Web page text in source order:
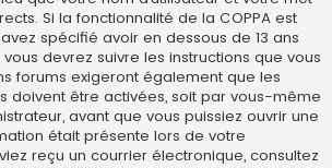
Si la fonctionnalité de la COPPA est
spécifié avoir en dessous de 13 ans
vous devrez suivre les instructions que vous
forums exigeront également que les
doivent être activées, soit par vous-même
avant que vous puissiez ouvrir une
était présente lors de votre
reçu un courrier électronique, consultez